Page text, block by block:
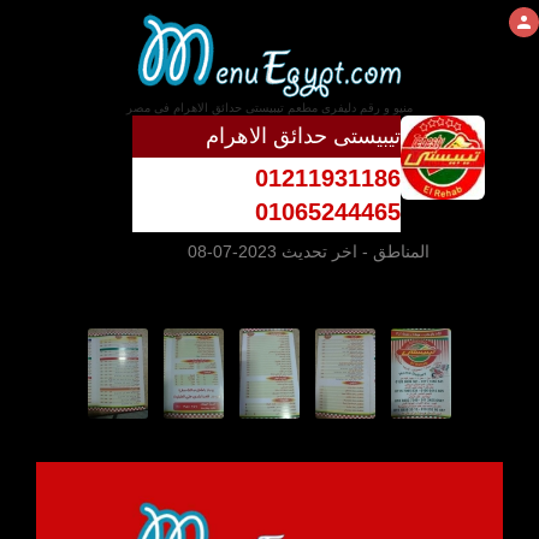
منيو و رقم دليفرى مطعم تيبيستى حدائق الاهرام فى مصر
تيبيستى حدائق الاهرام
01211931186
01065244465
المناطق - اخر تحديث 2023-07-08